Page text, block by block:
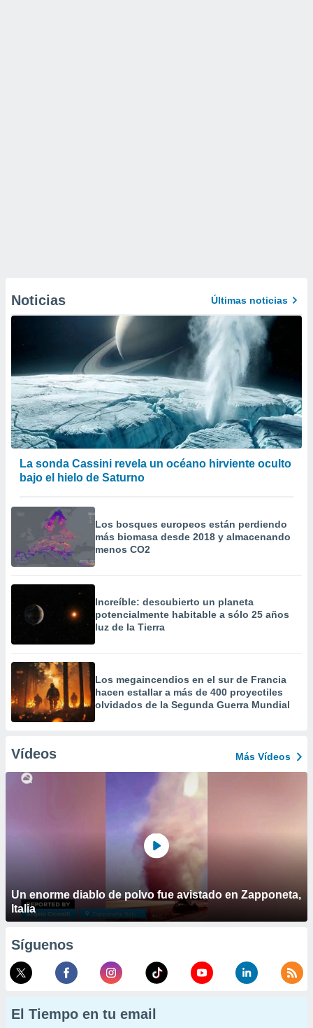
Noticias Últimas noticias
La sonda Cassini revela un océano hirviente oculto
bajo el hielo de Saturno
Los bosques europeos están perdiendo
más biomasa desde 2018 y almacenando
menos CO2
Increíble: descubierto un planeta
potencialmente habitable a sólo 25 años
luz de la Tierra
Los megaincendios en el sur de Francia
hacen estallar a más de 400 proyectiles
olvidados de la Segunda Guerra Mundial
Vídeos Más Vídeos
Un enorme diablo de polvo fue avistado en Zapponeta,
Italia
Síguenos
El Tiempo en tu email